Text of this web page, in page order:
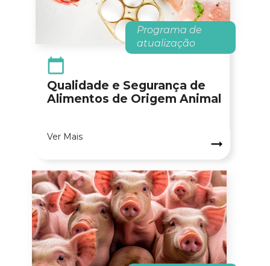
Programa de
atualização
Qualidade e Segurança de
Alimentos de Origem Animal
Chamada para ação!
Ver Mais